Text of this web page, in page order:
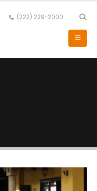
(222) 229-2000